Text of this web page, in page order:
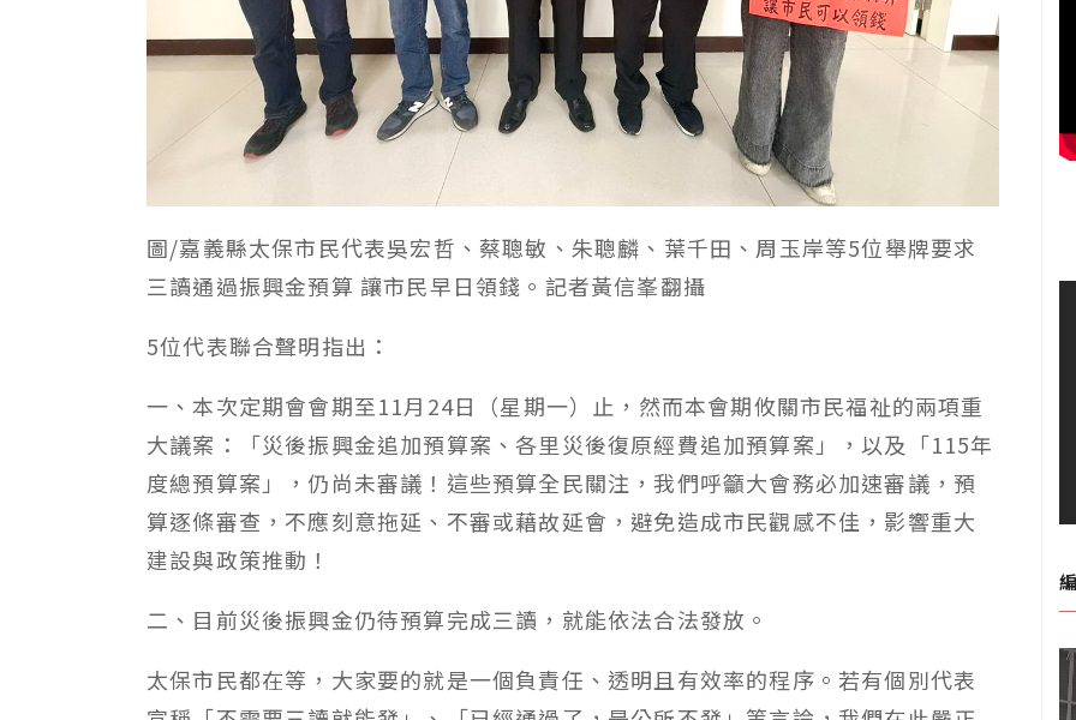
圖/嘉義縣太保市民代表吳宏哲、蔡聰敏、朱聰麟、葉千田、周玉岸等5位舉牌要求
三讀通過振興金預算 讓市民早日領錢。記者黃信峯翻攝
5位代表聯合聲明指出：
一、本次定期會會期至11月24日（星期一）止，然而本會期攸關市民福祉的兩項重
大議案：「災後振興金追加預算案、各里災後復原經費追加預算案」，以及「115年
度總預算案」，仍尚未審議！這些預算全民關注，我們呼籲大會務必加速審議，預
算逐條審查，不應刻意拖延、不審或藉故延會，避免造成市民觀感不佳，影響重大
建設與政策推動！
二、目前災後振興金仍待預算完成三讀，就能依法合法發放。
太保市民都在等，大家要的就是一個負責任、透明且有效率的程序。若有個別代表